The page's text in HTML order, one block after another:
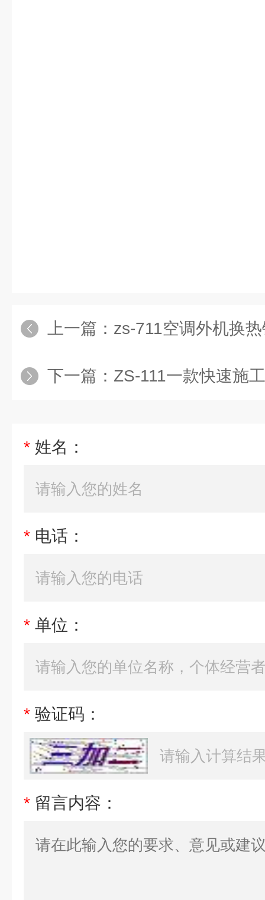
上一篇： zs-711空调外机换热铜管散热片
下一篇： ZS-111一款快速施工的防水
* 姓名：
* 电话：
* 单位：
* 验证码：
* 留言内容：